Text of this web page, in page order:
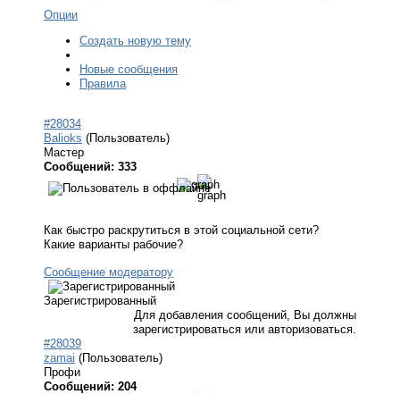
Опции
Создать новую тему
Новые сообщения
Правила
#28034
Balioks (Пользователь)
Мастер
Сообщений: 333
Как быстро раскрутиться в этой социальной сети?
Какие варианты рабочие?
Сообщение модератору
Зарегистрированный
Для добавления сообщений, Вы должны
зарегистрироваться или авторизоваться.
#28039
zamai (Пользователь)
Профи
Сообщений: 204